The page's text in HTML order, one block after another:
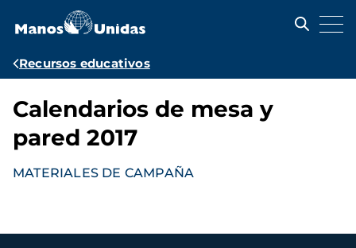
contenido
Ruta
navegación
Recursos educativos
Calendarios de mesa y
pared 2017
MATERIALES DE CAMPAÑA